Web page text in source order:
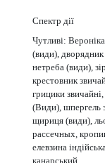
Спектр дії
Чутливі:
(види),
нетреба (види),
крестовник
грицики
(Види), шпергель
щириця (види),
рассечных,
елевзина
канарський.